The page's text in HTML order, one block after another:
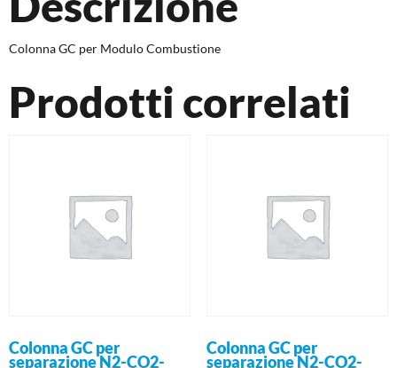
Colonna GC per Modulo Combustione
Prodotti correlati
Colonna GC per
separazione N2-CO2-
Colonna GC per
separazione N2-CO2-